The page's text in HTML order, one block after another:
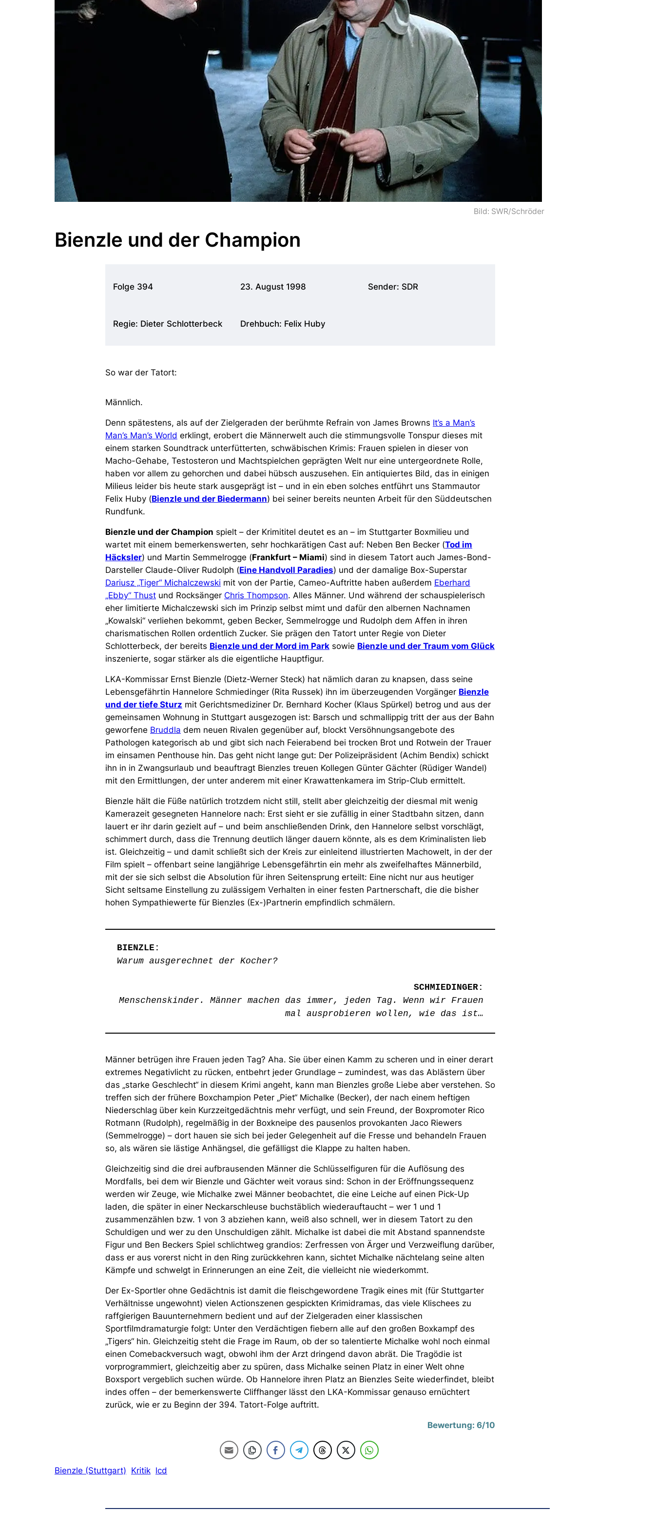
Bild: SWR/Schröder
Bienzle und der Champion
Folge 394 23. August 1998 Sender: SDR
Regie: Dieter Schlotterbeck Drehbuch: Felix Huby
So war der Tatort:
Männlich.
Denn spätestens, als auf der Zielgeraden der berühmte Refrain von James Browns It’s a Man’s
Man’s Man’s World erklingt, erobert die Männerwelt auch die stimmungsvolle Tonspur dieses mit
einem starken Soundtrack unterfütterten, schwäbischen Krimis: Frauen spielen in dieser von
Macho-Gehabe, Testosteron und Machtspielchen geprägten Welt nur eine untergeordnete Rolle,
haben vor allem zu gehorchen und dabei hübsch auszusehen. Ein antiquiertes Bild, das in einigen
Milieus leider bis heute stark ausgeprägt ist – und in ein eben solches entführt uns Stammautor
Felix Huby (Bienzle und der Biedermann) bei seiner bereits neunten Arbeit für den Süddeutschen
Rundfunk.
Bienzle und der Champion spielt – der Krimititel deutet es an – im Stuttgarter Boxmilieu und
wartet mit einem bemerkenswerten, sehr hochkarätigen Cast auf: Neben Ben Becker (Tod im
Häcksler) und Martin Semmelrogge (Frankfurt – Miami) sind in diesem Tatort auch James-Bond-
Darsteller Claude-Oliver Rudolph (Eine Handvoll Paradies) und der damalige Box-Superstar
Dariusz „Tiger“ Michalczewski mit von der Partie, Cameo-Auftritte haben außerdem Eberhard
„Ebby“ Thust und Rocksänger Chris Thompson. Alles Männer. Und während der schauspielerisch
eher limitierte Michalczewski sich im Prinzip selbst mimt und dafür den albernen Nachnamen
„Kowalski“ verliehen bekommt, geben Becker, Semmelrogge und Rudolph dem Affen in ihren
charismatischen Rollen ordentlich Zucker. Sie prägen den Tatort unter Regie von Dieter
Schlotterbeck, der bereits Bienzle und der Mord im Park sowie Bienzle und der Traum vom Glück
inszenierte, sogar stärker als die eigentliche Hauptfigur.
LKA-Kommissar Ernst Bienzle (Dietz-Werner Steck) hat nämlich daran zu knapsen, dass seine
Lebensgefährtin Hannelore Schmiedinger (Rita Russek) ihn im überzeugenden Vorgänger Bienzle
und der tiefe Sturz mit Gerichtsmediziner Dr. Bernhard Kocher (Klaus Spürkel) betrog und aus der
gemeinsamen Wohnung in Stuttgart ausgezogen ist: Barsch und schmallippig tritt der aus der Bahn
geworfene Bruddla dem neuen Rivalen gegenüber auf, blockt Versöhnungsangebote des
Pathologen kategorisch ab und gibt sich nach Feierabend bei trocken Brot und Rotwein der Trauer
im einsamen Penthouse hin. Das geht nicht lange gut: Der Polizeipräsident (Achim Bendix) schickt
ihn in in Zwangsurlaub und beauftragt Bienzles treuen Kollegen Günter Gächter (Rüdiger Wandel)
mit den Ermittlungen, der unter anderem mit einer Krawattenkamera im Strip-Club ermittelt.
Bienzle hält die Füße natürlich trotzdem nicht still, stellt aber gleichzeitig der diesmal mit wenig
Kamerazeit gesegneten Hannelore nach: Erst sieht er sie zufällig in einer Stadtbahn sitzen, dann
lauert er ihr darin gezielt auf – und beim anschließenden Drink, den Hannelore selbst vorschlägt,
schimmert durch, dass die Trennung deutlich länger dauern könnte, als es dem Kriminalisten lieb
ist. Gleichzeitig – und damit schließt sich der Kreis zur einleitend illustrierten Machowelt, in der der
Film spielt – offenbart seine langjährige Lebensgefährtin ein mehr als zweifelhaftes Männerbild,
mit der sie sich selbst die Absolution für ihren Seitensprung erteilt: Eine nicht nur aus heutiger
Sicht seltsame Einstellung zu zulässigem Verhalten in einer festen Partnerschaft, die die bisher
hohen Sympathiewerte für Bienzles (Ex-)Partnerin empfindlich schmälern.
BIENZLE:
Warum ausgerechnet der Kocher?
SCHMIEDINGER:
Menschenskinder. Männer machen das immer, jeden Tag. Wenn wir Frauen
mal ausprobieren wollen, wie das ist…
Männer betrügen ihre Frauen jeden Tag? Aha. Sie über einen Kamm zu scheren und in einer derart
extremes Negativlicht zu rücken, entbehrt jeder Grundlage – zumindest, was das Ablästern über
das „starke Geschlecht“ in diesem Krimi angeht, kann man Bienzles große Liebe aber verstehen. So
treffen sich der frühere Boxchampion Peter „Piet“ Michalke (Becker), der nach einem heftigen
Niederschlag über kein Kurzzeitgedächtnis mehr verfügt, und sein Freund, der Boxpromoter Rico
Rotmann (Rudolph), regelmäßig in der Boxkneipe des pausenlos provokanten Jaco Riewers
(Semmelrogge) – dort hauen sie sich bei jeder Gelegenheit auf die Fresse und behandeln Frauen
so, als wären sie lästige Anhängsel, die gefälligst die Klappe zu halten haben.
Gleichzeitig sind die drei aufbrausenden Männer die Schlüsselfiguren für die Auflösung des
Mordfalls, bei dem wir Bienzle und Gächter weit voraus sind: Schon in der Eröffnungssequenz
werden wir Zeuge, wie Michalke zwei Männer beobachtet, die eine Leiche auf einen Pick-Up
laden, die später in einer Neckarschleuse buchstäblich wiederauftaucht – wer 1 und 1
zusammenzählen bzw. 1 von 3 abziehen kann, weiß also schnell, wer in diesem Tatort zu den
Schuldigen und wer zu den Unschuldigen zählt. Michalke ist dabei die mit Abstand spannendste
Figur und Ben Beckers Spiel schlichtweg grandios: Zerfressen von Ärger und Verzweiflung darüber,
dass er aus vorerst nicht in den Ring zurückkehren kann, sichtet Michalke nächtelang seine alten
Kämpfe und schwelgt in Erinnerungen an eine Zeit, die vielleicht nie wiederkommt.
Der Ex-Sportler ohne Gedächtnis ist damit die fleischgewordene Tragik eines mit (für Stuttgarter
Verhältnisse ungewohnt) vielen Actionszenen gespickten Krimidramas, das viele Klischees zu
raffgierigen Bauunternehmern bedient und auf der Zielgeraden einer klassischen
Sportfilmdramaturgie folgt: Unter den Verdächtigen fiebern alle auf den großen Boxkampf des
„Tigers“ hin. Gleichzeitig steht die Frage im Raum, ob der so talentierte Michalke wohl noch einmal
einen Comebackversuch wagt, obwohl ihm der Arzt dringend davon abrät. Die Tragödie ist
vorprogrammiert, gleichzeitig aber zu spüren, dass Michalke seinen Platz in einer Welt ohne
Boxsport vergeblich suchen würde. Ob Hannelore ihren Platz an Bienzles Seite wiederfindet, bleibt
indes offen – der bemerkenswerte Cliffhanger lässt den LKA-Kommissar genauso ernüchtert
zurück, wie er zu Beginn der 394. Tatort-Folge auftritt.
Bewertung: 6/10
Bienzle (Stuttgart) Kritik lcd